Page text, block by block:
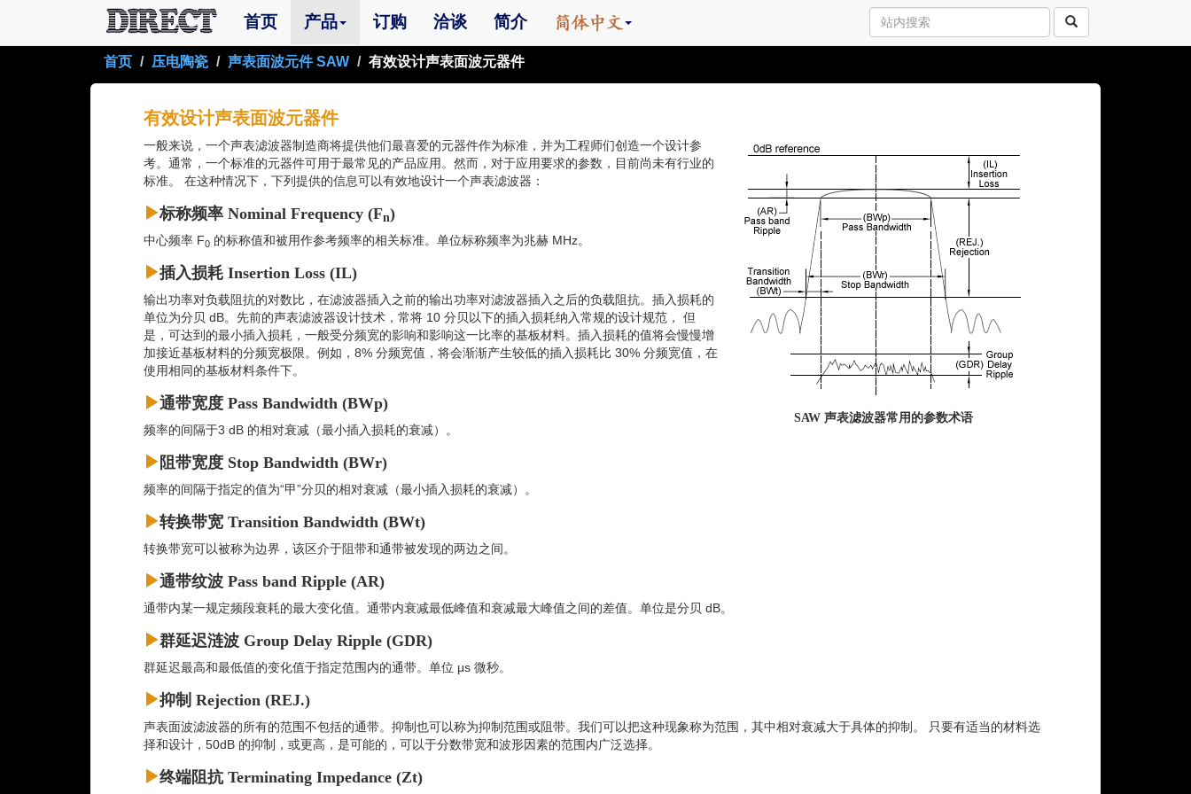
首页(current)
产品 订购 洽谈 简介
首页 压电陶瓷 声表面波元件 SAW 有效设计声表面波元器件
有效设计声表面波元器件
SAW 声表滤波器常用的参数术语
一般来说，一个声表滤波器制造商将提供他们最喜爱的元器件作为标准，并为工程师们创造一个设计参
考。通常，一个标准的元器件可用于最常见的产品应用。然而，对于应用要求的参数，目前尚未有行业的
标准。 在这种情况下，下列提供的信息可以有效地设计一个声表滤波器：
标称频率 Nominal Frequency (Fn)
中心频率 F0 的标称值和被用作参考频率的相关标准。单位标称频率为兆赫 MHz。
插入损耗 Insertion Loss (IL)
输出功率对负载阻抗的对数比，在滤波器插入之前的输出功率对滤波器插入之后的负载阻抗。插入损耗的
单位为分贝 dB。先前的声表滤波器设计技术，常将 10 分贝以下的插入损耗纳入常规的设计规范， 但
是，可达到的最小插入损耗，一般受分频宽的影响和影响这一比率的基板材料。插入损耗的值将会慢慢增
加接近基板材料的分频宽极限。例如，8% 分频宽值，将会渐渐产生较低的插入损耗比 30% 分频宽值，在
使用相同的基板材料条件下。
通带宽度 Pass Bandwidth (BWp)
频率的间隔于3 dB 的相对衰减（最小插入损耗的衰减）。
阻带宽度 Stop Bandwidth (BWr)
频率的间隔于指定的值为“甲”分贝的相对衰减（最小插入损耗的衰减）。
转换带宽 Transition Bandwidth (BWt)
转换带宽可以被称为边界，该区介于阻带和通带被发现的两边之间。
通带纹波 Pass band Ripple (AR)
通带内某一规定频段衰耗的最大变化值。通带内衰减最低峰值和衰减最大峰值之间的差值。单位是分贝 dB。
群延迟涟波 Group Delay Ripple (GDR)
群延迟最高和最低值的变化值于指定范围内的通带。单位 μs 微秒。
抑制 Rejection (REJ.)
声表面波滤波器的所有的范围不包括的通带。抑制也可以称为抑制范围或阻带。我们可以把这种现象称为范围，其中相对衰减大于具体的抑制。 只要有适当的材料选
择和设计，50dB 的抑制，或更高，是可能的，可以于分数带宽和波形因素的范围内广泛选择。
终端阻抗 Terminating Impedance (Zt)